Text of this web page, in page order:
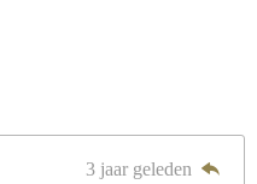
3 jaar geleden